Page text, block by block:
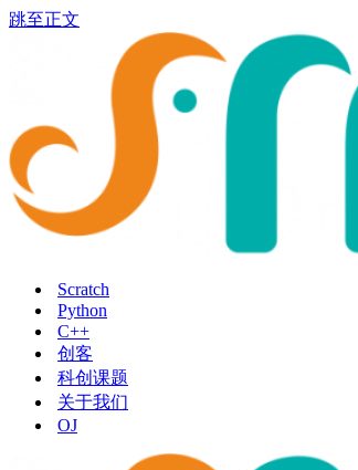
跳至正文
Scratch
Python
C++
创客
科创课题
关于我们
OJ